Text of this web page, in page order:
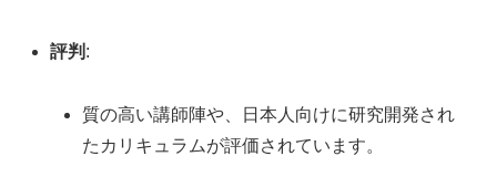
評判 :
質の高い講師陣や、日本人向けに研究開発され
たカリキュラムが評価されています。